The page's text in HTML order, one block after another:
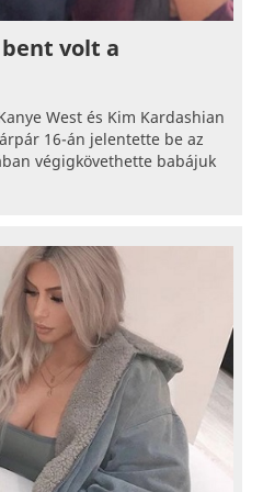
volt a
West és Kim Kardashian
16-án jelentette be az
végigkövethette babájuk